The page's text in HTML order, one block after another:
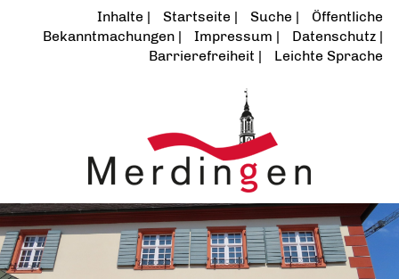
Inhalte Startseite Suche
Öffentliche
Bekanntmachungen
Impressum
Datenschutz
Barrierefreiheit
Leichte Sprache